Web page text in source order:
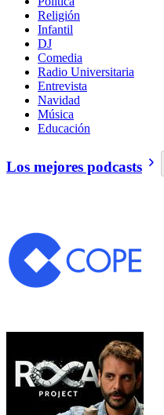
Religión
Infantil
DJ
Comedia
Radio Universitaria
Entrevista
Navidad
Música
Educación
Los mejores podcasts